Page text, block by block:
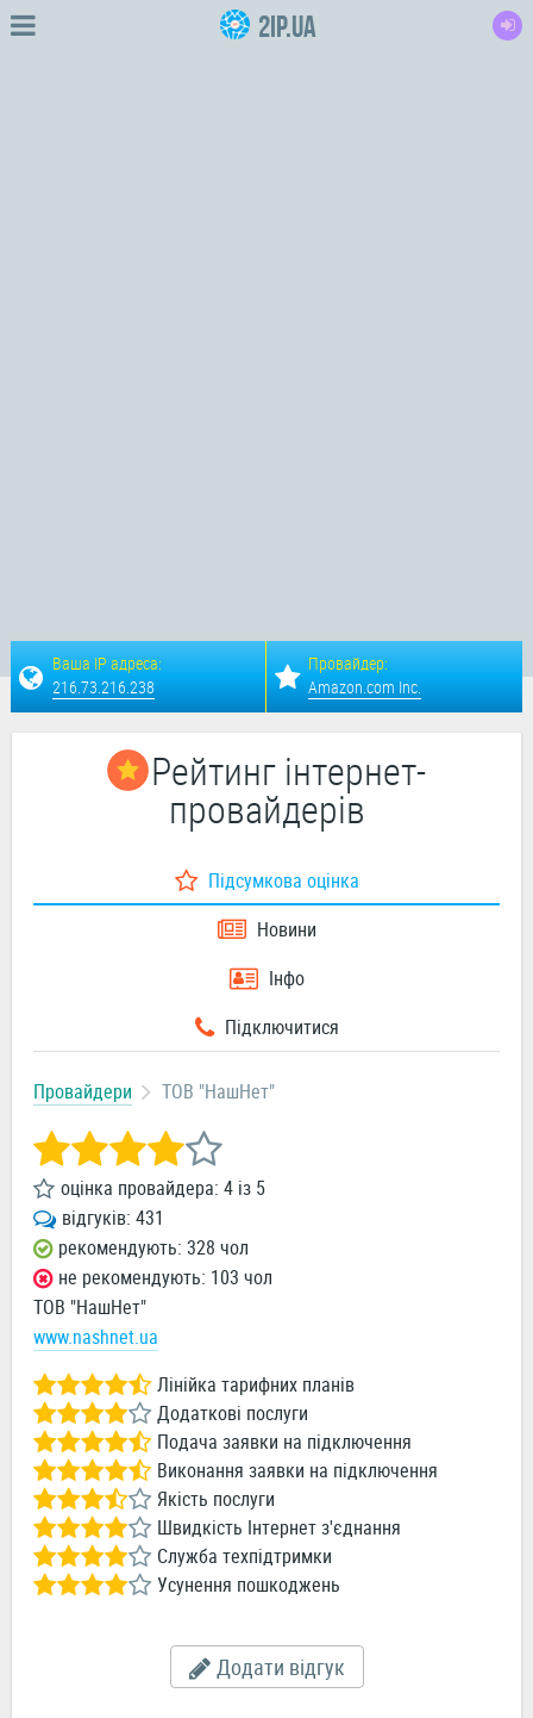
2IP.ua
Ваша IP адреса:
216.73.216.238
Провайдер:
Amazon.com Inc.
Рейтинг інтернет-
провайдерів
Підсумкова оцінка
Новини
Інфо
Підключитися
Провайдери ТОВ "НашНет"
оцінка провайдера: 4 із 5
відгуків: 431
рекомендують: 328 чол
не рекомендують: 103 чол
ТОВ "НашНет"
www.nashnet.ua
Лінійка тарифних планів
Додаткові послуги
Подача заявки на підключення
Виконання заявки на підключення
Якість послуги
Швидкість Інтернет з'єднання
Служба техпідтримки
Усунення пошкоджень
Додати відгук